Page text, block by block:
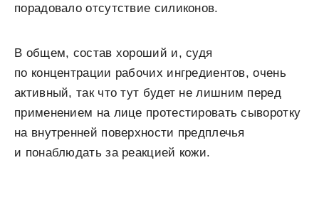
порадовало отсутствие силиконов.
В общем, состав хороший и, судя
по концентрации рабочих ингредиентов, очень
активный, так что тут будет не лишним перед
применением на лице протестировать сыворотку
на внутренней поверхности предплечья
и понаблюдать за реакцией кожи.